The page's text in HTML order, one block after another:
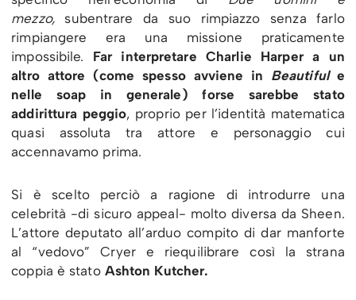
mezzo,subentrare da suo rimpiazzo senza farlo
rimpiangere era una missione praticamente
impossibile. Far interpretare Charlie Harper a un
altro attore (come spesso avviene in Beautifule
nelle soap in generale) forse sarebbe stato
addirittura peggio, proprio per l’identità matematica
quasi assoluta tra attore e personaggio cui
accennavamo prima.
Si è scelto perciò a ragione di introdurre una
celebrità -di sicuro appeal- molto diversa da Sheen.
L’attore deputato all’arduo compito di dar manforte
al “vedovo” Cryer e riequilibrare così la strana
coppia è stato Ashton Kutcher.